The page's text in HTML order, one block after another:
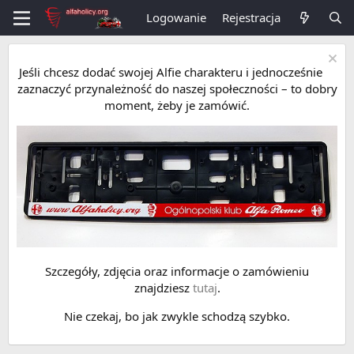
Logowanie Rejestracja
Jeśli chcesz dodać swojej Alfie charakteru i jednocześnie
zaznaczyć przynależność do naszej społeczności – to dobry
moment, żeby je zamówić.
Szczegóły, zdjęcia oraz informacje o zamówieniu
znajdziesz tutaj.
Nie czekaj, bo jak zwykle schodzą szybko.